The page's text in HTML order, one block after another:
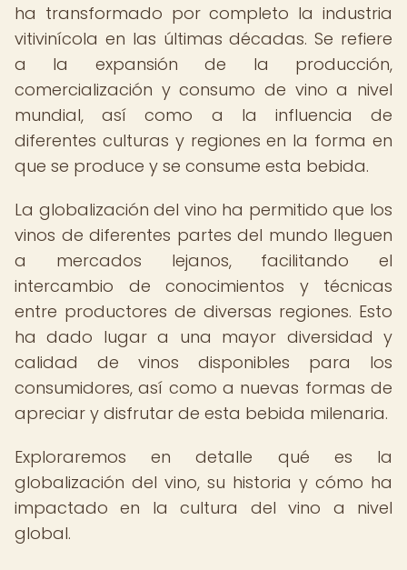
ha transformado por completo la industria
vitivinícola en las últimas décadas. Se refiere
a la expansión de la producción,
comercialización y consumo de vino a nivel
mundial, así como a la influencia de
diferentes culturas y regiones en la forma en
que se produce y se consume esta bebida.
La globalización del vino ha permitido que los
vinos de diferentes partes del mundo lleguen
a mercados lejanos, facilitando el
intercambio de conocimientos y técnicas
entre productores de diversas regiones. Esto
ha dado lugar a una mayor diversidad y
calidad de vinos disponibles para los
consumidores, así como a nuevas formas de
apreciar y disfrutar de esta bebida milenaria.
Exploraremos en detalle qué es la
globalización del vino, su historia y cómo ha
impactado en la cultura del vino a nivel
global.